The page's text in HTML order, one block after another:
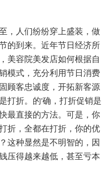
人们纷纷穿上盛装，做
的到来。近年节日经济所
美容院美发店如何根据自
模式，充分利用节日消费
顾客忠诚度，开拓新客源
打折。的'确，打折促销是
最直接的方法。可是，你
折，全都在打折，你的优
这种显然是不明智的，因
压得越来越低，甚至亏本